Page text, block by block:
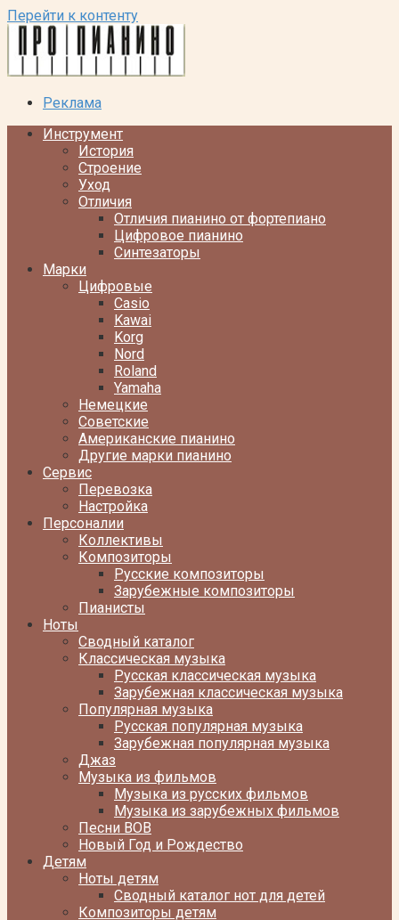
Перейти к контенту
Реклама
Инструмент
История
Строение
Уход
Отличия
Отличия пианино от фортепиано
Цифровое пианино
Синтезаторы
Марки
Цифровые
Casio
Kawai
Korg
Nord
Roland
Yamaha
Немецкие
Советские
Американские пианино
Другие марки пианино
Сервис
Перевозка
Настройка
Персоналии
Коллективы
Композиторы
Русские композиторы
Зарубежные композиторы
Пианисты
Ноты
Сводный каталог
Классическая музыка
Русская классическая музыка
Зарубежная классическая музыка
Популярная музыка
Русская популярная музыка
Зарубежная популярная музыка
Джаз
Музыка из фильмов
Музыка из русских фильмов
Музыка из зарубежных фильмов
Песни ВОВ
Новый Год и Рождество
Детям
Ноты детям
Сводный каталог нот для детей
Композиторы детям